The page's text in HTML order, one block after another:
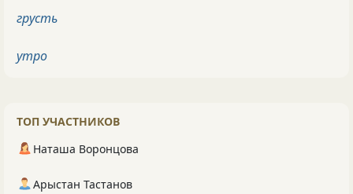
грусть
утро
ТОП УЧАСТНИКОВ
Наташа Воронцова
Арыстан Тастанов